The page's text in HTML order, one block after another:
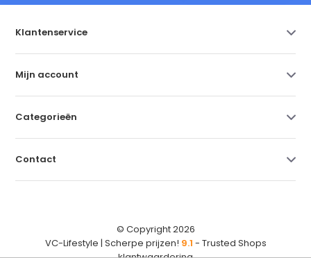
Klantenservice
Mijn account
Categorieën
Contact
© Copyright 2026
VC-Lifestyle | Scherpe prijzen! 9.1 - Trusted Shops